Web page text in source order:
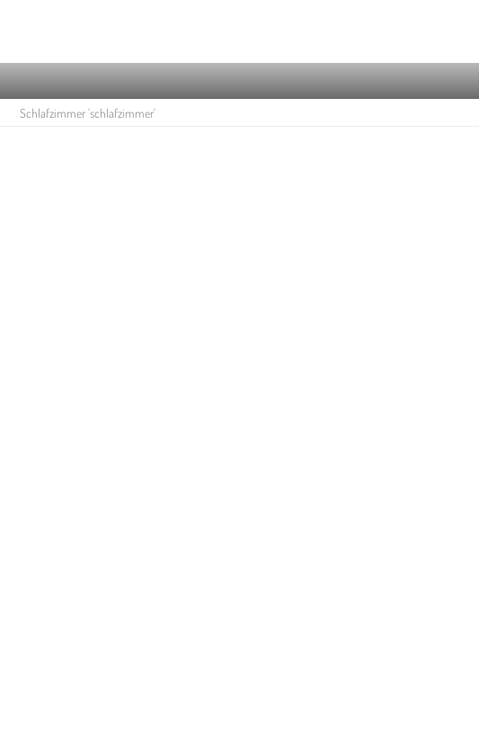
Schlafzimmer 'schlafzimmer'